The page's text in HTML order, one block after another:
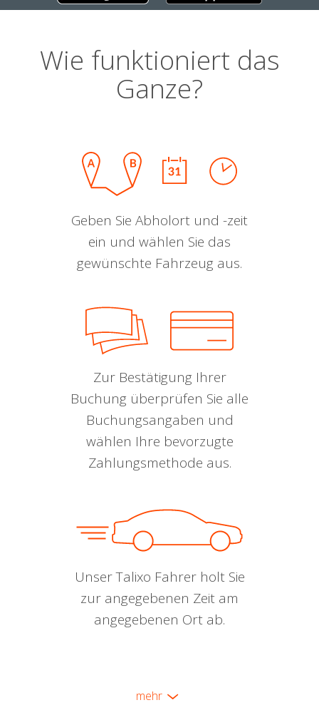
Wie funktioniert das
Ganze?
Geben Sie Abholort und -zeit
ein und wählen Sie das
gewünschte Fahrzeug aus.
Zur Bestätigung Ihrer
Buchung überprüfen Sie alle
Buchungsangaben und
wählen Ihre bevorzugte
Zahlungsmethode aus.
Unser Talixo Fahrer holt Sie
zur angegebenen Zeit am
angegebenen Ort ab.
mehr